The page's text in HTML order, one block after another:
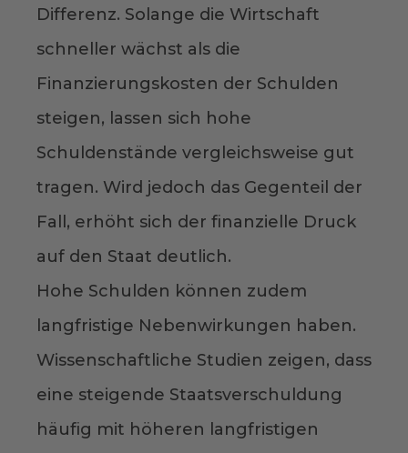
Differenz. Solange die Wirtschaft
schneller wächst als die
Finanzierungskosten der Schulden
steigen, lassen sich hohe
Schuldenstände vergleichsweise gut
tragen. Wird jedoch das Gegenteil der
Fall, erhöht sich der finanzielle Druck
auf den Staat deutlich.
Hohe Schulden können zudem
langfristige Nebenwirkungen haben.
Wissenschaftliche Studien zeigen, dass
eine steigende Staatsverschuldung
häufig mit höheren langfristigen